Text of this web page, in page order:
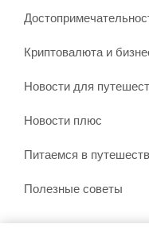
Криптовалюта и
Новости для
Новости плюс
Питаемся в
Полезные советы